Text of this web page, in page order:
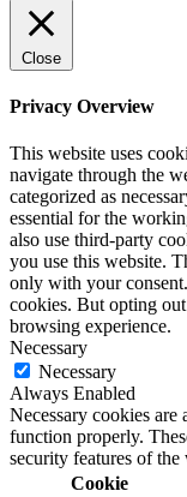
Close
Privacy Overview
This website uses
navigate through the
categorized as
essential for the
also use third-party
you use this website.
only with your
cookies. But opting
browsing experience.
Necessary
Necessary
Always Enabled
Necessary cookies are
function properly.
security features of
Cookie